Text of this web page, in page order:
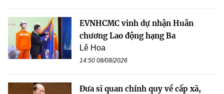
EVNHCMC vinh dự nhận Huân
chương Lao động hạng Ba
Lê Hoa
14:50 08/08/2026
Đưa sĩ quan chính quy về cấp xã,